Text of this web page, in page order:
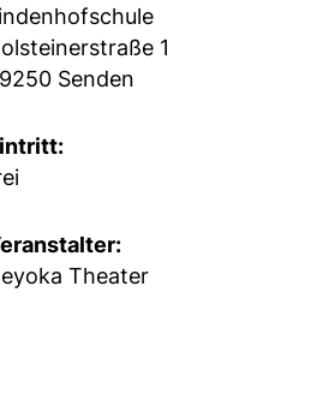
1
Senden
Theater